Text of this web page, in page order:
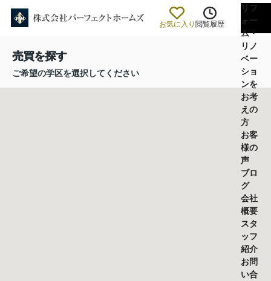
お気に入り 閲覧履歴
リフ
ォー
ム・
リノ
ベー
ショ
ンを
お考
えの
方
お客
様の
声
ブロ
グ
会社
概要
スタ
ッフ
紹介
お問
い合
売買を探す
ご希望の学区を選択してください